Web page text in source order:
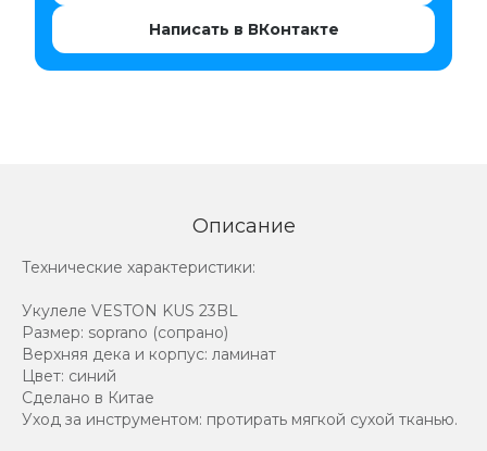
Написать в ВКонтакте
Описание
Технические характеристики:
Укулеле VESTON KUS 23BL
Размер: soprano (сопрано)
Верхняя дека и корпус: ламинат
Цвет: синий
Сделано в Китае
Уход за инструментом: протирать мягкой сухой тканью.